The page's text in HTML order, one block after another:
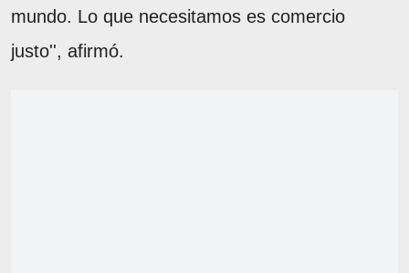
mundo. Lo que necesitamos es comercio
justo'', afirmó.